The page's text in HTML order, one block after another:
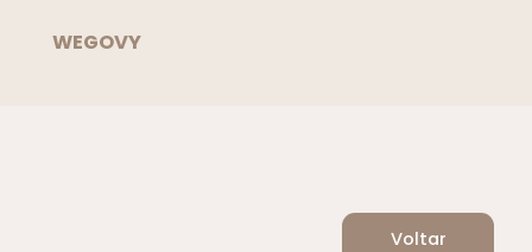
WEGOVY
Voltar